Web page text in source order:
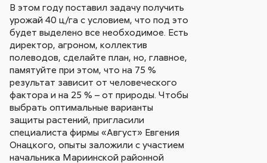
В этом году поставил задачу получить
урожай 40 ц/га с условием, что под это
будет выделено все необходимое. Есть
директор, агроном, коллектив
полеводов, сделайте план, но, главное,
памятуйте при этом, что на 75 %
результат зависит от человеческого
фактора и на 25 % – от природы. Чтобы
выбрать оптимальные варианты
защиты растений, пригласили
специалиста фирмы «Август» Евгения
Онацкого, опыты заложили с участием
начальника Мариинской районной